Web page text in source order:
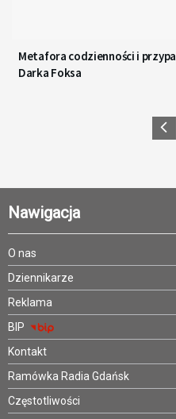
Metafora codzienności i
Darka Foksa
Nawigacja
O nas
Dziennikarze
Reklama
BIP
Kontakt
Ramówka Radia Gdańsk
Częstotliwości